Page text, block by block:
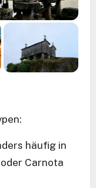
häufig in
oder Carnota